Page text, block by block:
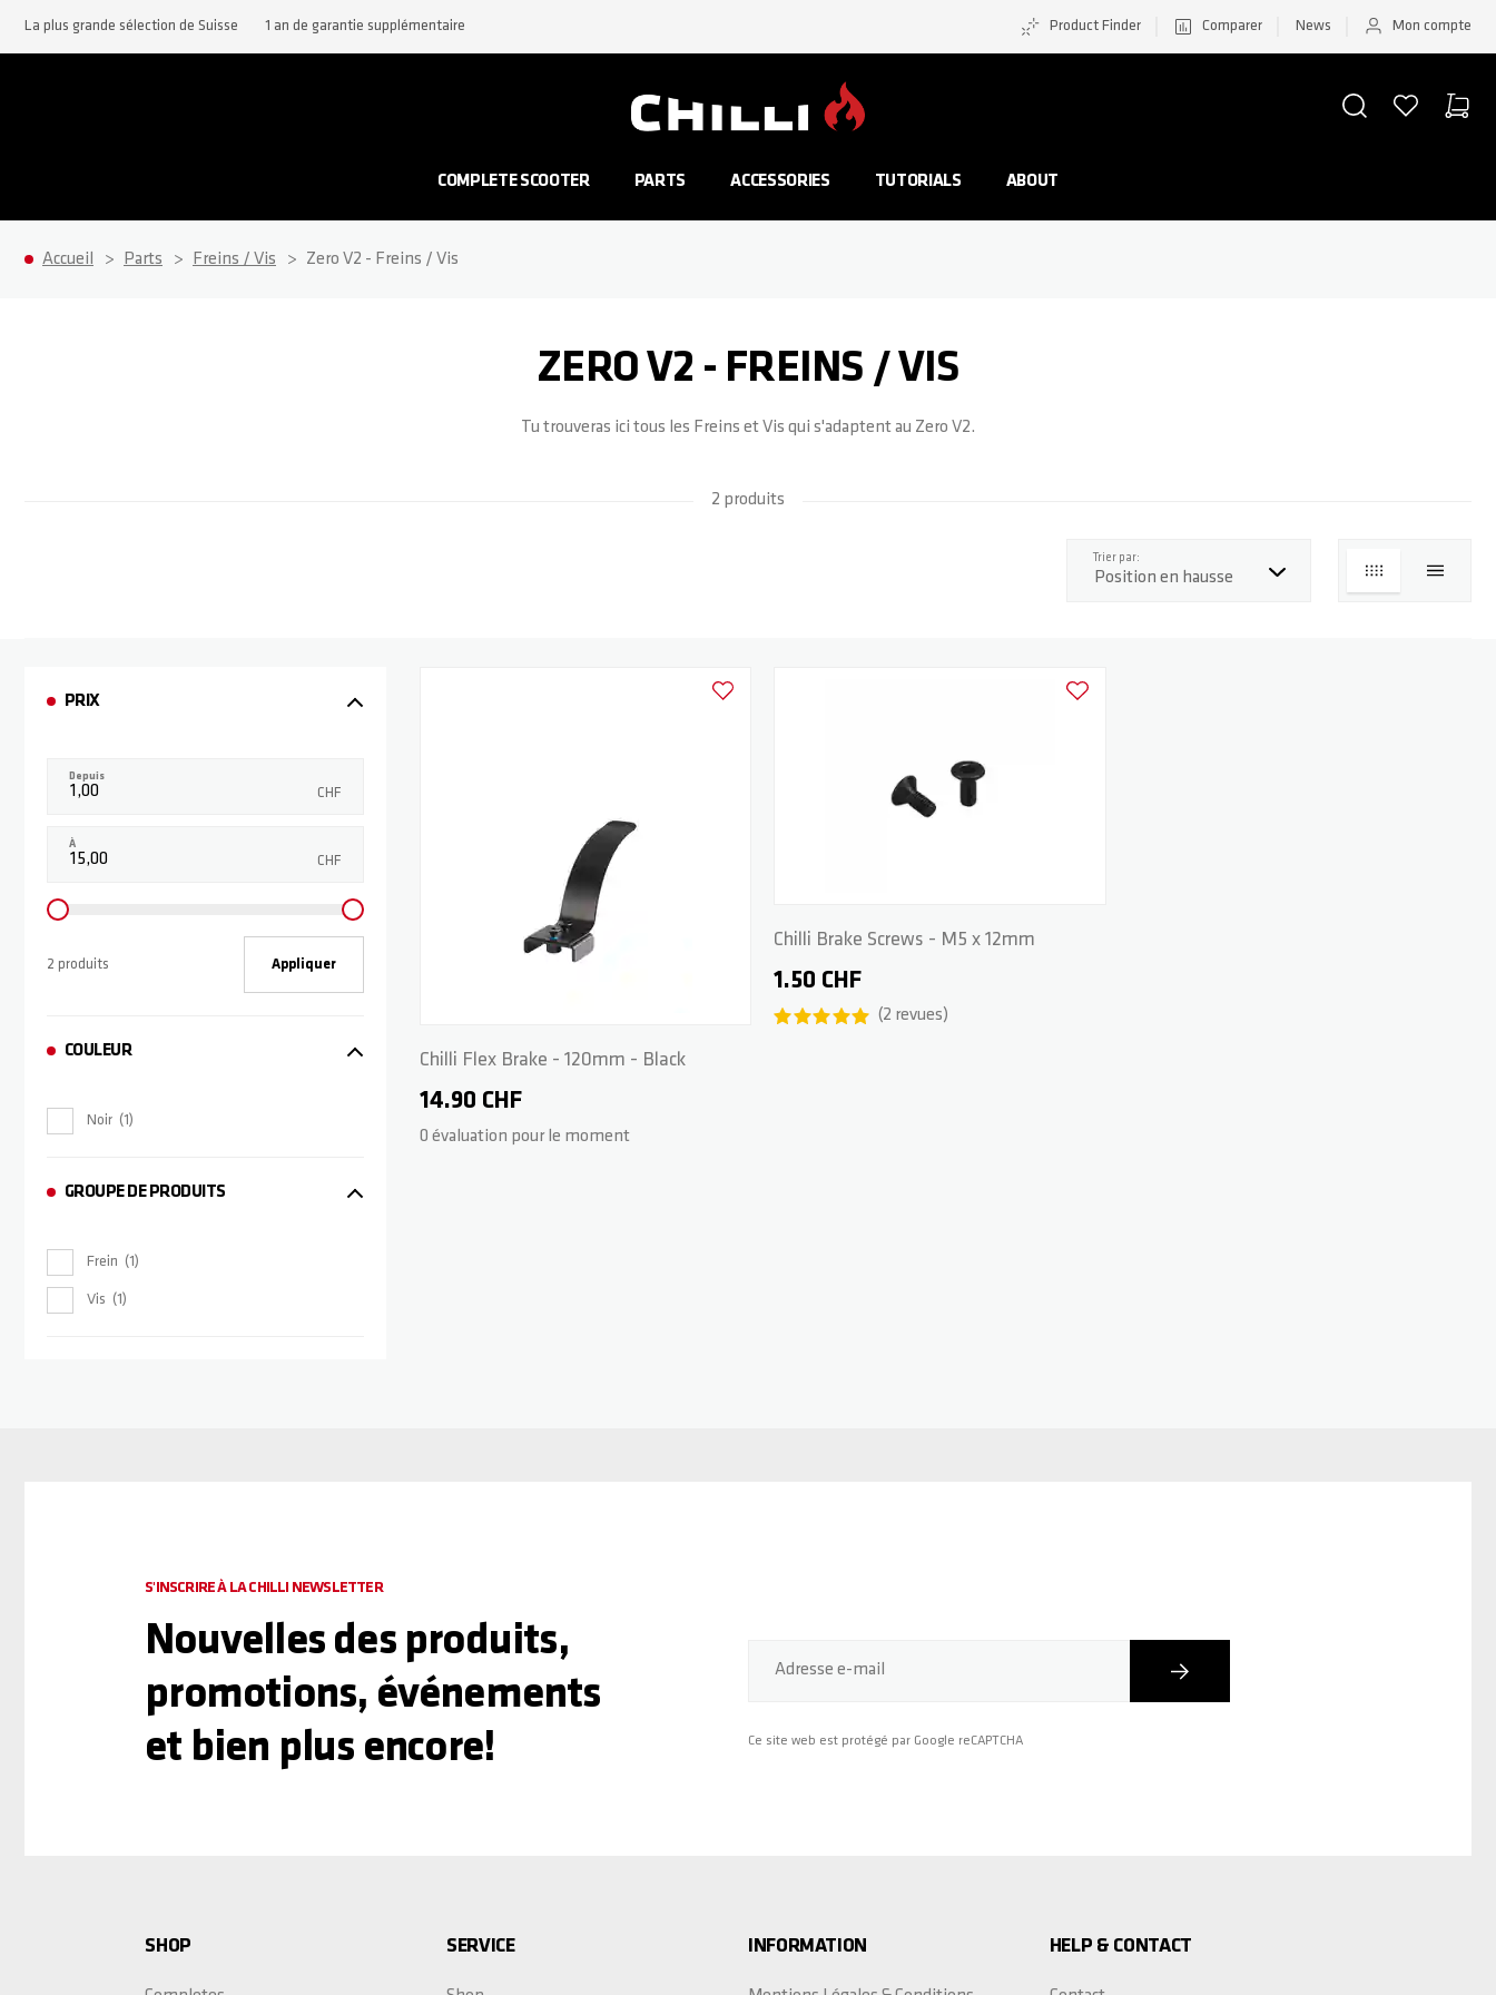
La plus grande sélection de Suisse 1 an de garantie supplémentaire Product Finder Comparer News Mon compte
COMPLETE SCOOTER PARTS ACCESSORIES TUTORIALS ABOUT
CHERCHERLISTE D'ACHATS
PANIER
Accueil Parts Freins / Vis Zero V2 - Freins / Vis
ZERO V2 - FREINS / VIS
Tu trouveras ici tous les Freins et Vis qui s'adaptent au Zero V2.
2 produits
Trier par:
GRILLELISTE
PRIX
Depuis
CHF
À
CHF
2 produits Appliquer
COULEUR
Noir 1
GROUPE DE PRODUITS
Frein 1
Vis 1
Chilli Flex Brake - 120mm - Black
14.90 CHF
0 évaluation pour le moment
Ajouter à la liste d'achats
Chilli Brake Screws - M5 x 12mm
1.50 CHF
2 revues
Ajouter à la liste d'achats
Adresse e-mail Inscription
Ce site web est protégé par Google reCAPTCHA
S'INSCRIRE À LA CHILLI NEWSLETTER
Nouvelles des produits,
promotions, événements
et bien plus encore!
SHOP SERVICE INFORMATION HELP & CONTACT